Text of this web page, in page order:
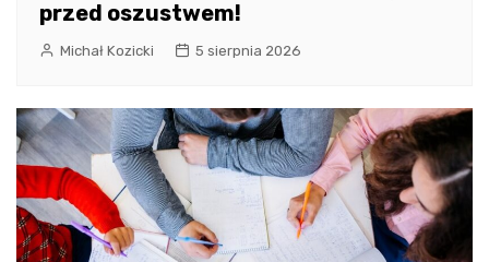
przed oszustwem!
Michał Kozicki 5 sierpnia 2026